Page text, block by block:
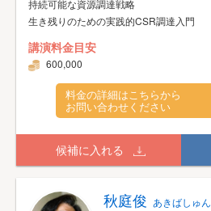
持続可能な資源調達戦略
生き残りのための実践的CSR調達入門
講演料金目安
600,000
料金の詳細はこちらから
お問い合わせください
候補に入れる
秋庭俊 あきばしゅん